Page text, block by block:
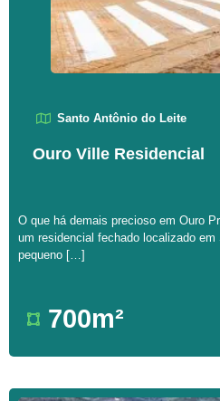
Santo Antônio do Leite
Ouro Ville Residencial
O que há demais precioso em Ouro
um residencial fechado localizado
pequeno […]
700m²